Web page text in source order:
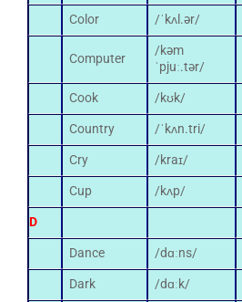
Color
/ˈkʌl.ər/
Computer
/kəm
ˈpjuː.tər/
Cook /kʊk/
Country
/ˈkʌn.tri/
Cry
/kraɪ/
Cup
/kʌp/
D
Dance
/dɑːns/
Dark
/dɑːk/